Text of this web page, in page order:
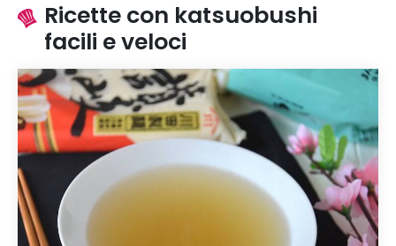
Ricette con katsuobushi
facili e veloci